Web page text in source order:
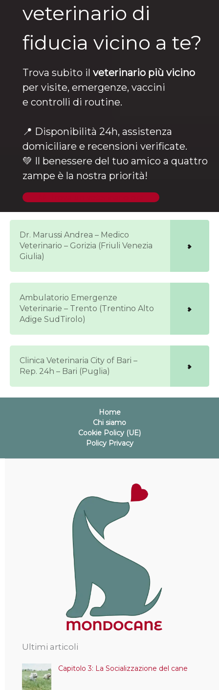
veterinario di
fiducia vicino a te?
Trova subito il veterinario più vicino
per visite, emergenze, vaccini
e controlli di routine.
📍 Disponibilità 24h, assistenza
domiciliare e recensioni verificate.
💚 Il benessere del tuo amico a quattro
zampe è la nostra priorità!
Dr. Marussi Andrea – Medico
Veterinario – Gorizia (Friuli Venezia
Giulia)
Ambulatorio Emergenze
Veterinarie – Trento (Trentino Alto
Adige SudTirolo)
Clinica Veterinaria City of Bari –
Rep. 24h – Bari (Puglia)
Home
Chi siamo
Cookie Policy (UE)
Policy Privacy
Ultimi articoli
Capitolo 3: La Socializzazione del cane